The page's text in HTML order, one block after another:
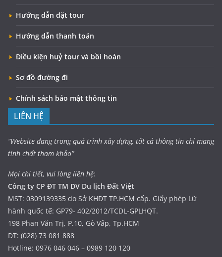
Hướng dẫn đặt tour
Hướng dẫn thanh toán
Điều kiện huỷ tour và bồi hoàn
Sơ đồ đường đi
Chính sách bảo mật thông tin
LIÊN HỆ
“Website đang trong quá trình xây dựng, tất cả thông tin chỉ mang
tính chất tham khảo”
Mọi chi tiết, vui lòng liên hệ:
Công ty CP ĐT TM DV Du lịch Đất Việt
MST: 0309139335 do Sở KHĐT TP.HCM cấp. Giấy phép Lữ
hành quốc tế: GP79- 402/2012/TCDL-GPLHQT.
198 Phan Văn Trị, P.10, Gò Vấp, Tp.HCM
ĐT: (028) 73 081 888
Hotline: 0976 046 046 – 0989 120 120